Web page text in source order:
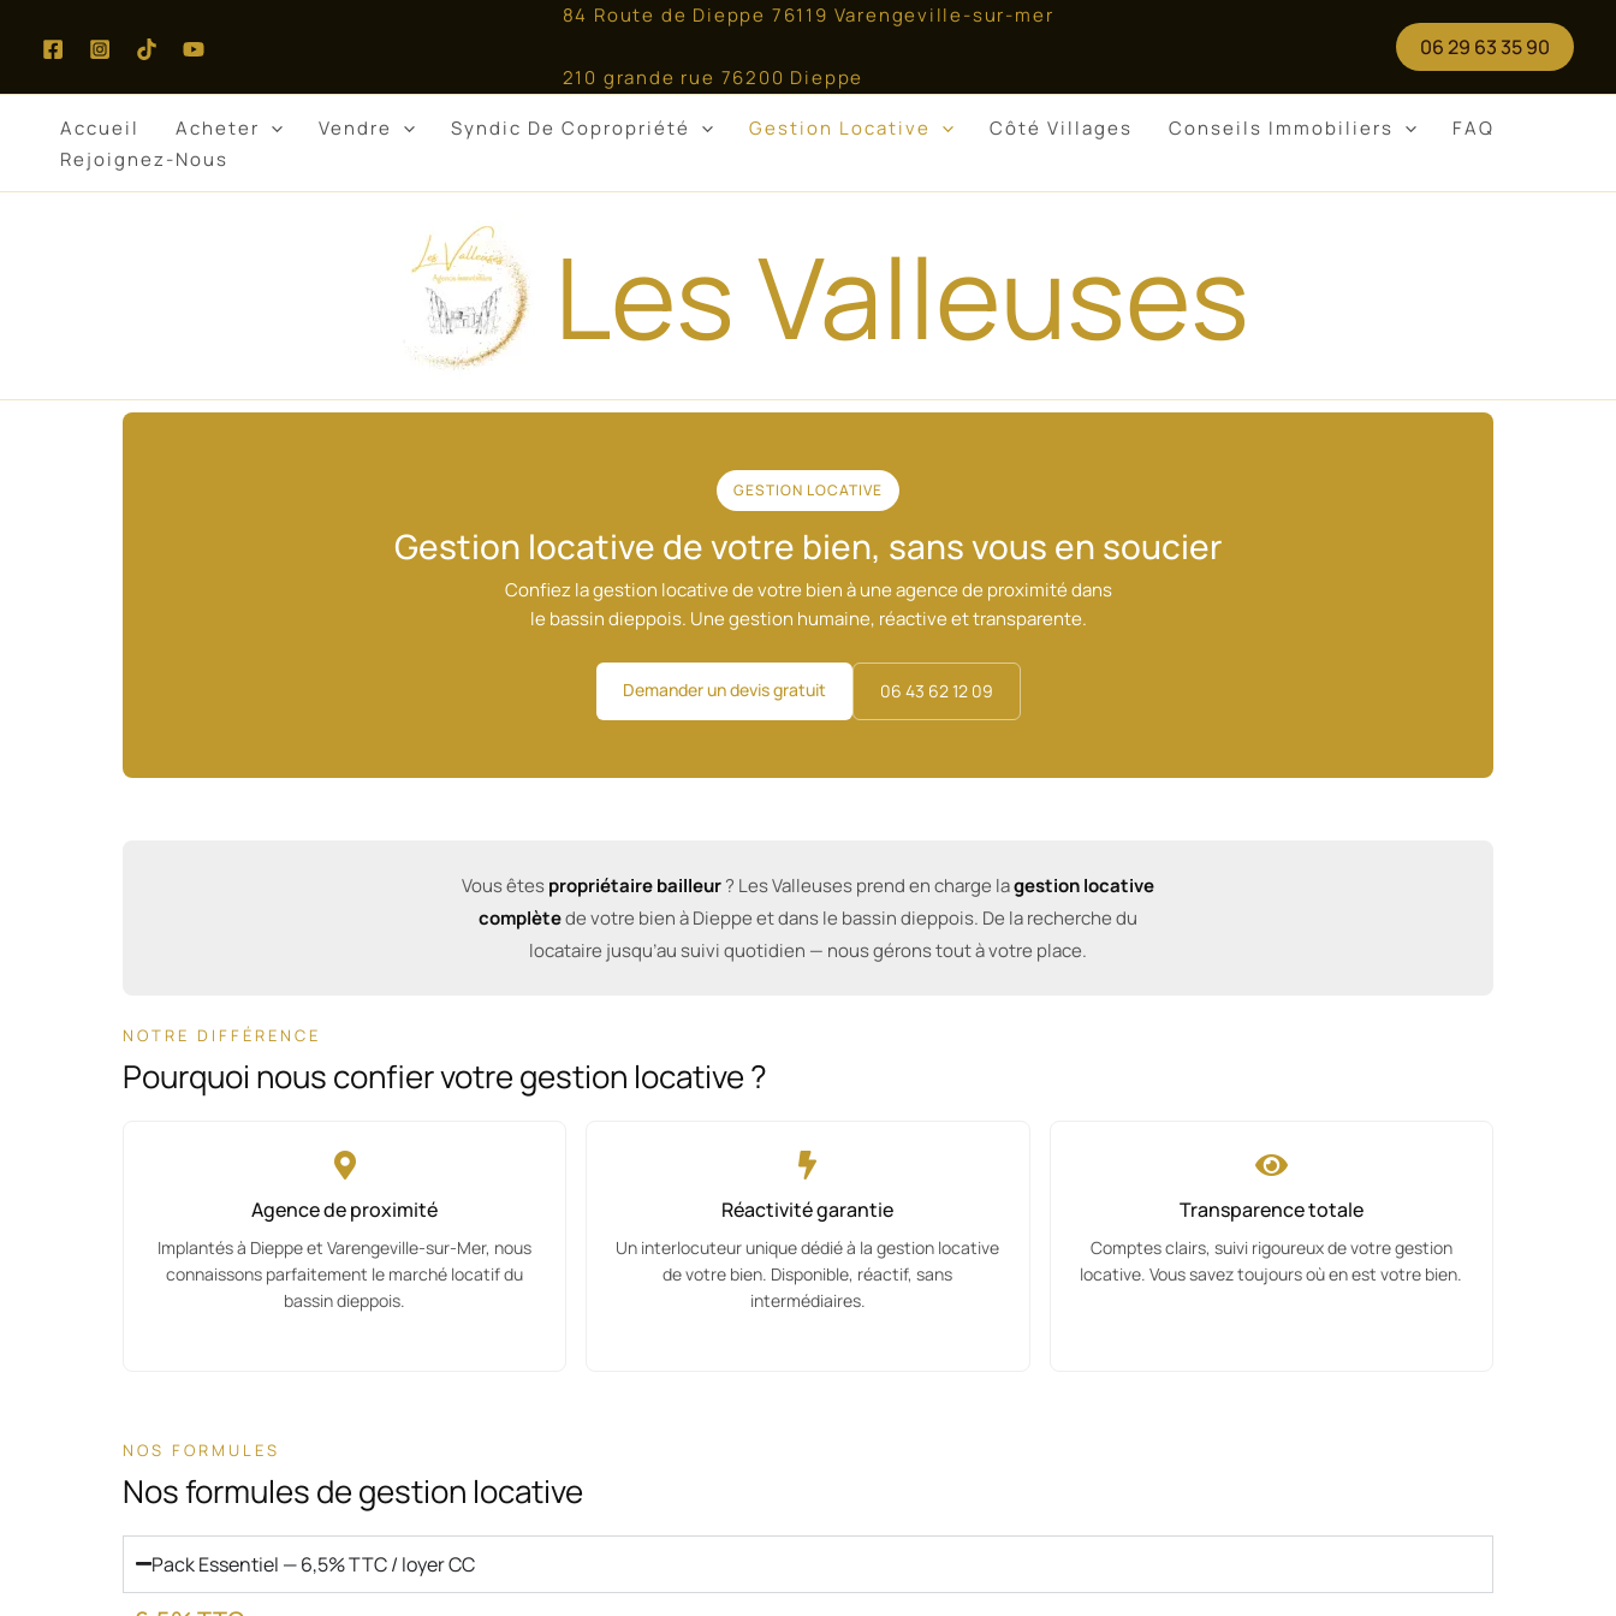
84 Route de Dieppe 76119 Varengeville-sur-mer
210 grande rue 76200 Dieppe
06 29 63 35 90
Accueil Acheter Vendre Syndic De Copropriété Gestion Locative Côté Villages Conseils Immobiliers
FAQ
Rejoignez-Nous
Les Valleuses
GESTION LOCATIVE
Gestion locative de votre bien, sans vous en soucier
Confiez la gestion locative de votre bien à une agence de proximité dans
le bassin dieppois. Une gestion humaine, réactive et transparente.
Demander un devis gratuit 06 43 62 12 09
Vous êtespropriétaire bailleur? Les Valleuses prend en charge lagestion locative
complètede votre bien à Dieppe et dans le bassin dieppois. De la recherche du
locataire jusqu’au suivi quotidien — nous gérons tout à votre place.
NOTRE DIFFÉRENCE
Pourquoi nous confier votre gestion locative ?
Agence de proximité
Implantés à Dieppe et Varengeville-sur-Mer, nous
connaissons parfaitement le marché locatif du
bassin dieppois.
Réactivité garantie
Un interlocuteur unique dédié à la gestion locative
de votre bien. Disponible, réactif, sans
intermédiaires.
Transparence totale
Comptes clairs, suivi rigoureux de votre gestion
locative. Vous savez toujours où en est votre bien.
NOS FORMULES
Nos formules de gestion locative
Pack Essentiel — 6,5% TTC / loyer CC